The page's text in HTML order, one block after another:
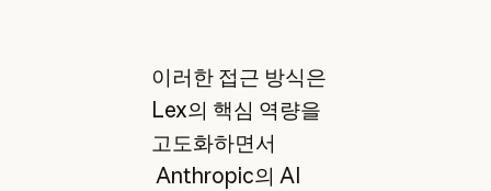
이러한 접근 방식은
Lex의 핵심 역량을
고도화하면서
Anthropic의 AI